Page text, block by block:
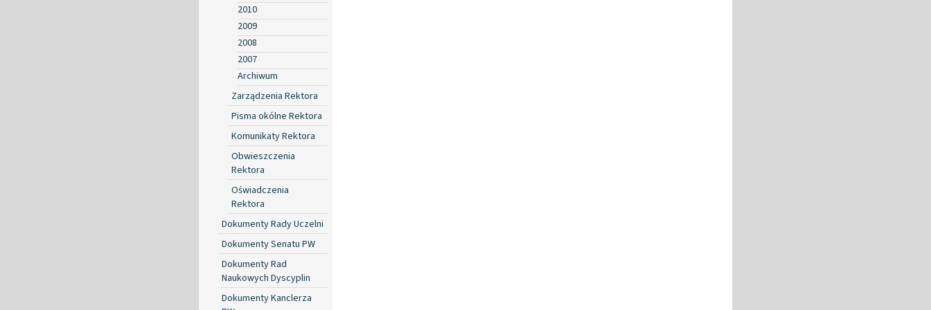
2010
2009
2008
2007
Archiwum
Zarządzenia Rektora
Pisma okólne Rektora
Komunikaty Rektora
Obwieszczenia
Rektora
Oświadczenia
Rektora
Dokumenty Rady Uczelni
Dokumenty Senatu PW
Dokumenty Rad
Naukowych Dyscyplin
Dokumenty Kanclerza